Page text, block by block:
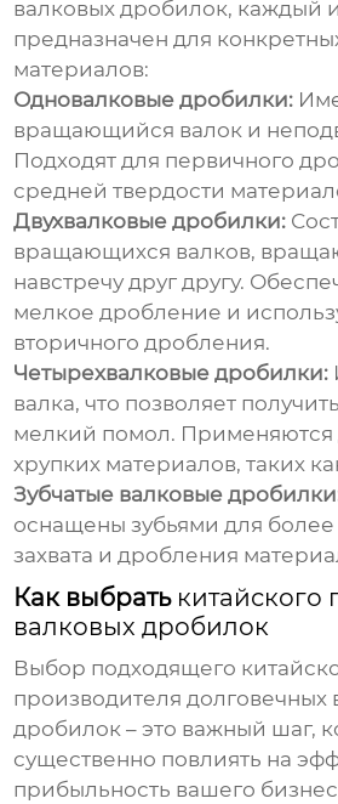
валковых дробилок, каждый
предназначен для
материалов:
Одновалковые дробилки:
вращающийся валок и
Подходят для первичного
средней твердости
Двухвалковые дробилки:
вращающихся валков,
навстречу друг другу.
мелкое дробление и
вторичного дробления.
Четырехвалковые дробилки:
валка, что позволяет
мелкий помол. Применяются
хрупких материалов, таких
Зубчатые валковые
оснащены зубьями для
захвата и дробления
Как выбрать китайского
валковых дробилок
Выбор подходящего
производителя долговечных
дробилок – это важный шаг,
существенно повлиять на
прибыльность вашего